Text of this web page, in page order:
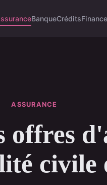
BanqueCréditsFinance
ASSURANCE
offres
civile